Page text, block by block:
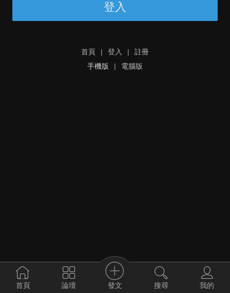
登入
首頁 | 登入 |
註冊
手機版
| 電腦版
首頁 論壇 發文 搜尋 我的